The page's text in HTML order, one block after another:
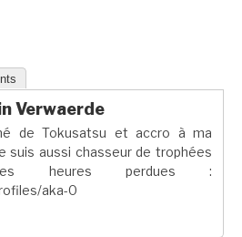
Verwaerde
de Tokusatsu et accro à ma
suis aussi chasseur de trophées
heures perdues :
aka-0